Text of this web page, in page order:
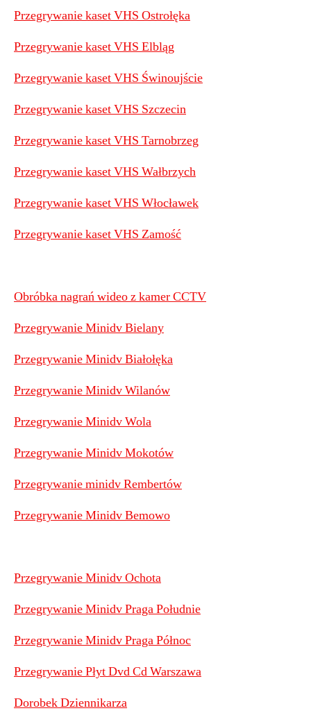
Przegrywanie kaset VHS Ostrołęka
Przegrywanie kaset VHS Elbląg
Przegrywanie kaset VHS Świnoujście
Przegrywanie kaset VHS Szczecin
Przegrywanie kaset VHS Tarnobrzeg
Przegrywanie kaset VHS Wałbrzych
Przegrywanie kaset VHS Włocławek
Przegrywanie kaset VHS Zamość
Obróbka nagrań wideo z kamer CCTV
Przegrywanie Minidv Bielany
Przegrywanie Minidv Białołęka
Przegrywanie Minidv Wilanów
Przegrywanie Minidv Wola
Przegrywanie Minidv Mokotów
Przegrywanie minidv Rembertów
Przegrywanie Minidv Bemowo
Przegrywanie Minidv Ochota
Przegrywanie Minidv Praga Południe
Przegrywanie Minidv Praga Północ
Przegrywanie Płyt Dvd Cd Warszawa
Dorobek Dziennikarza